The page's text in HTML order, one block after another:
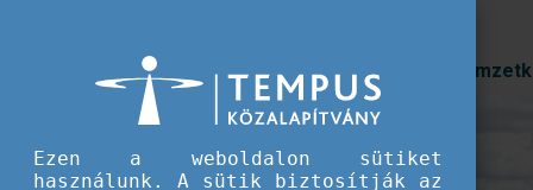
Prioritások
Szakmai
Ezen a weboldalon sütiket
használunk. A sütik biztosítják az